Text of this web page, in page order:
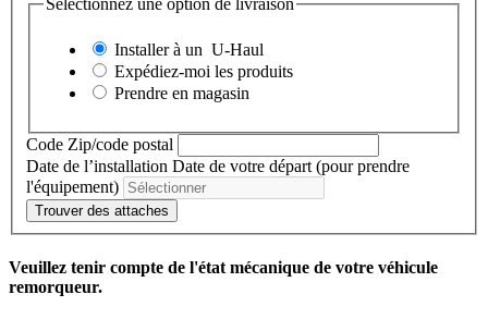
Sélectionnez une option de livraison
Installer à un U-Haul
Expédiez-moi les produits
Prendre en magasin
Code Zip/code postal
Date de l’installation Date de votre départ (pour prendre
l'équipement)
Trouver des attaches
Veuillez tenir compte de l'état mécanique de votre véhicule
remorqueur.